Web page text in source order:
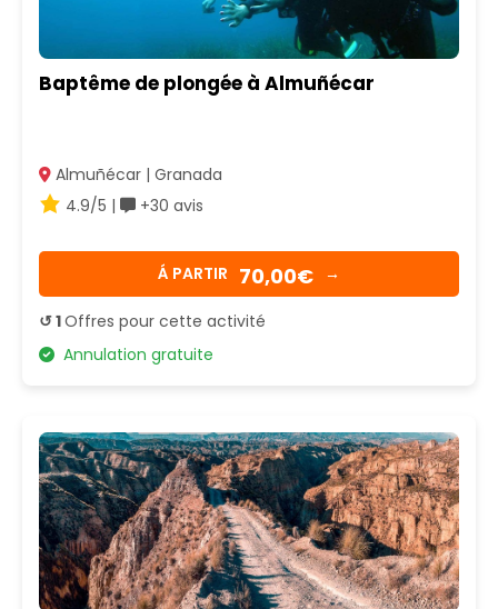
Baptême de plongée à Almuñécar
Almuñécar | Granada
4.9/5 |
+30 avis
Á PARTIR 70,00€ →
↺ 1Offres pour cette activité
Annulation gratuite